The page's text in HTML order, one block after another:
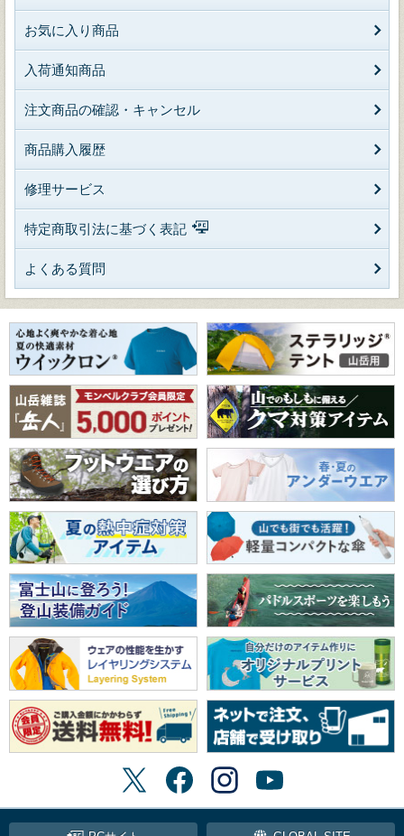
お気に入り商品
入荷通知商品
注文商品の確認・キャンセル
商品購入履歴
修理サービス
特定商取引法に基づく表記
よくある質問